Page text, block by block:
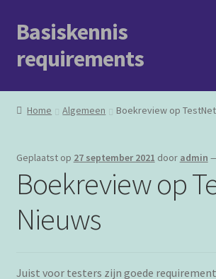
Ga
door
naar
Ga
naar
de
Basiskennis
requirements
Welkom
Het boek
Home Algemeen Boekreview op
Geplaatst op 27 september 2021 door admin
Boekreview op
Nieuws
Juist voor testers zijn goede